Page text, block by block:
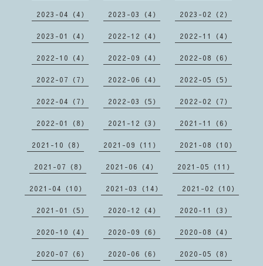
2023-04（4） 2023-03（4） 2023-02（2）
2023-01（4） 2022-12（4） 2022-11（4）
2022-10（4） 2022-09（4） 2022-08（6）
2022-07（7） 2022-06（4） 2022-05（5）
2022-04（7） 2022-03（5） 2022-02（7）
2022-01（8） 2021-12（3） 2021-11（6）
2021-10（8） 2021-09（11） 2021-08（10）
2021-07（8） 2021-06（4） 2021-05（11）
2021-04（10） 2021-03（14） 2021-02（10）
2021-01（5） 2020-12（4） 2020-11（3）
2020-10（4） 2020-09（6） 2020-08（4）
2020-07（6） 2020-06（6） 2020-05（8）